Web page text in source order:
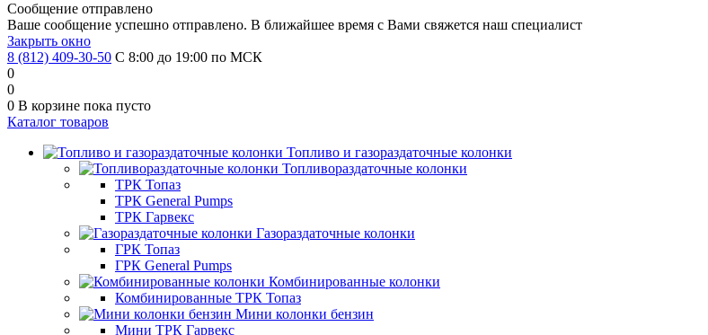
Сообщение отправлено
Ваше сообщение успешно отправлено. В ближайшее время с Вами свяжется наш специалист
Закрыть окно
8 (812) 409-30-50 С 8:00 до 19:00 по МСК
0
0
0 В корзине пока пусто
Каталог товаров
Топливо и газораздаточные колонки
Топливораздаточные колонки
ТРК Топаз
ТРК General Pumps
ТРК Гарвекс
Газораздаточные колонки
ГРК Топаз
ГРК General Pumps
Комбинированные колонки
Комбинированные ТРК Топаз
Мини колонки бензин
Мини ТРК Гарвекс